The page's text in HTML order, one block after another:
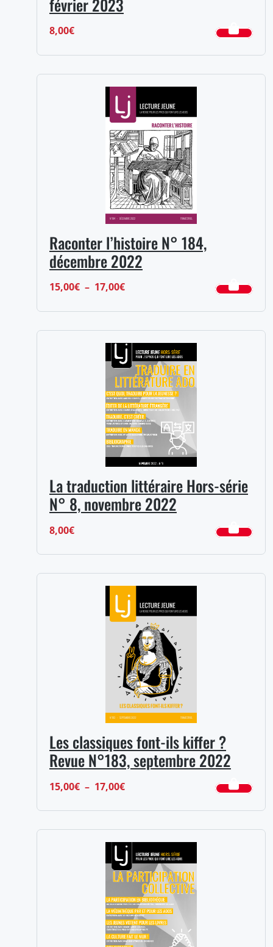
8,00€
Raconter l’histoire N° 184,
décembre 2022
15,00€ – 17,00€Plage
15,00€
à
17,00€
La traduction littéraire Hors-série
N° 8, novembre 2022
8,00€
Les classiques font-ils kiffer ?
Revue N°183, septembre 2022
15,00€ – 17,00€Plage
15,00€
à
17,00€